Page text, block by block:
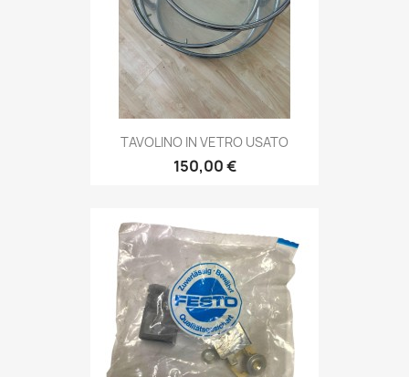
TAVOLINO IN VETRO USATO
150,00 €